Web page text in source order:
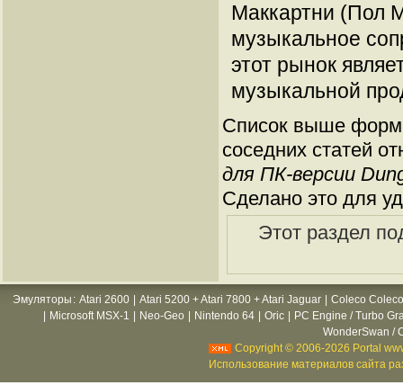
Маккартни (Пол
музыкальное
этот рынок
музыкальной
Список выше
соседних статей
для ПК-версии
Сделано это для
Этот раздел
Эмуляторы : Atari 2600 Atari 5200 + Atari 7800 + Atari Jaguar
Coleco
Microsoft MSX-1 Neo-Geo Nintendo 64 Oric
PC Engine / Turbo
WonderSwan /
Copyright © 2006-2026 Portal
Использование материалов сайта